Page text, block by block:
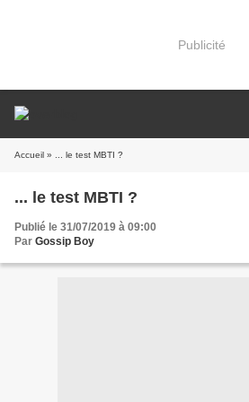
Publicité
Accueil » ... le test MBTI ?
... le test MBTI ?
Publié le 31/07/2019 à 09:00
Par Gossip Boy